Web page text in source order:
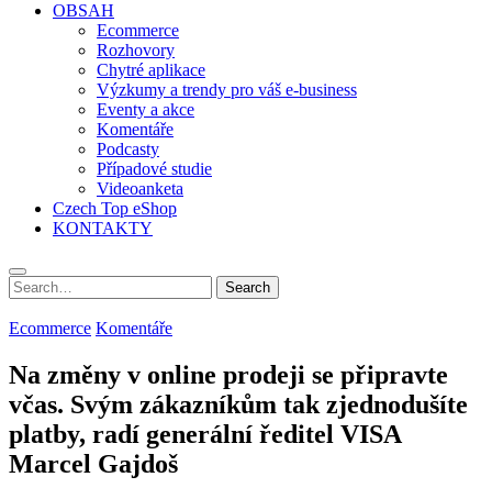
OBSAH
Ecommerce
Rozhovory
Chytré aplikace
Výzkumy a trendy pro váš e-business
Eventy a akce
Komentáře
Podcasty
Případové studie
Videoanketa
Czech Top eShop
KONTAKTY
Search
for:
Search
Ecommerce Komentáře
Na změny v online prodeji se připravte
včas. Svým zákazníkům tak zjednodušíte
platby, radí generální ředitel VISA
Marcel Gajdoš